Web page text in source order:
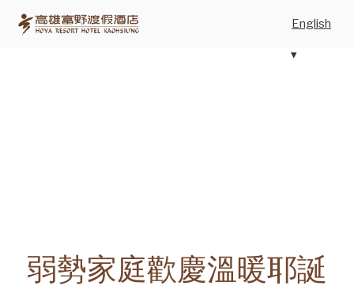
English
弱勢家庭歡慶溫暖耶誕